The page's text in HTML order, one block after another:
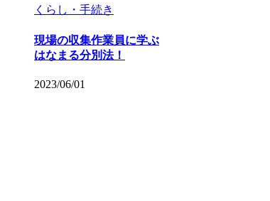
くらし・手続き
現場の収集作業員に学ぶ
はなまる分別法！
2023/06/01